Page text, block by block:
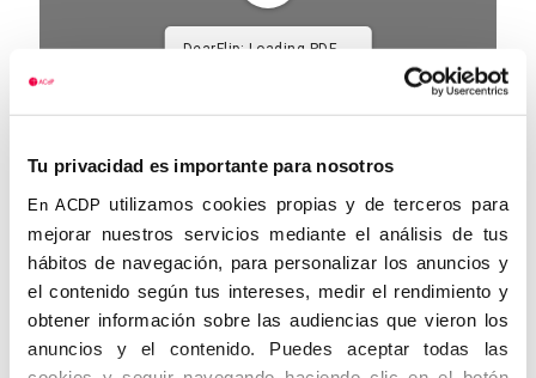
Tu privacidad es importante para nosotros
En ACDP utilizamos cookies propias y de terceros para
mejorar nuestros servicios mediante el análisis de tus
hábitos de navegación, para personalizar los anuncios y
el contenido según tus intereses, medir el rendimiento y
obtener información sobre las audiencias que vieron los
anuncios y el contenido. Puedes aceptar todas las
DearFlip: Loading PDF ...
2020